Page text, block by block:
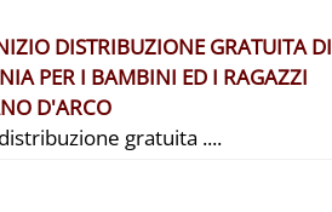
DISTRIBUZIONE GRATUITA DI
PER I BAMBINI ED I RAGAZZI
D'ARCO
gratuita ....